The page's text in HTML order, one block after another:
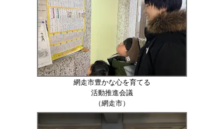
網走市豊かな心を育てる
活動推進会議
（網走市）